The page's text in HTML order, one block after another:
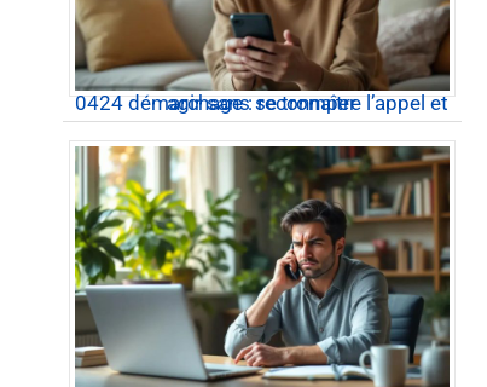
0424 démarchage : reconnaître l’appel et agir sans se tromper